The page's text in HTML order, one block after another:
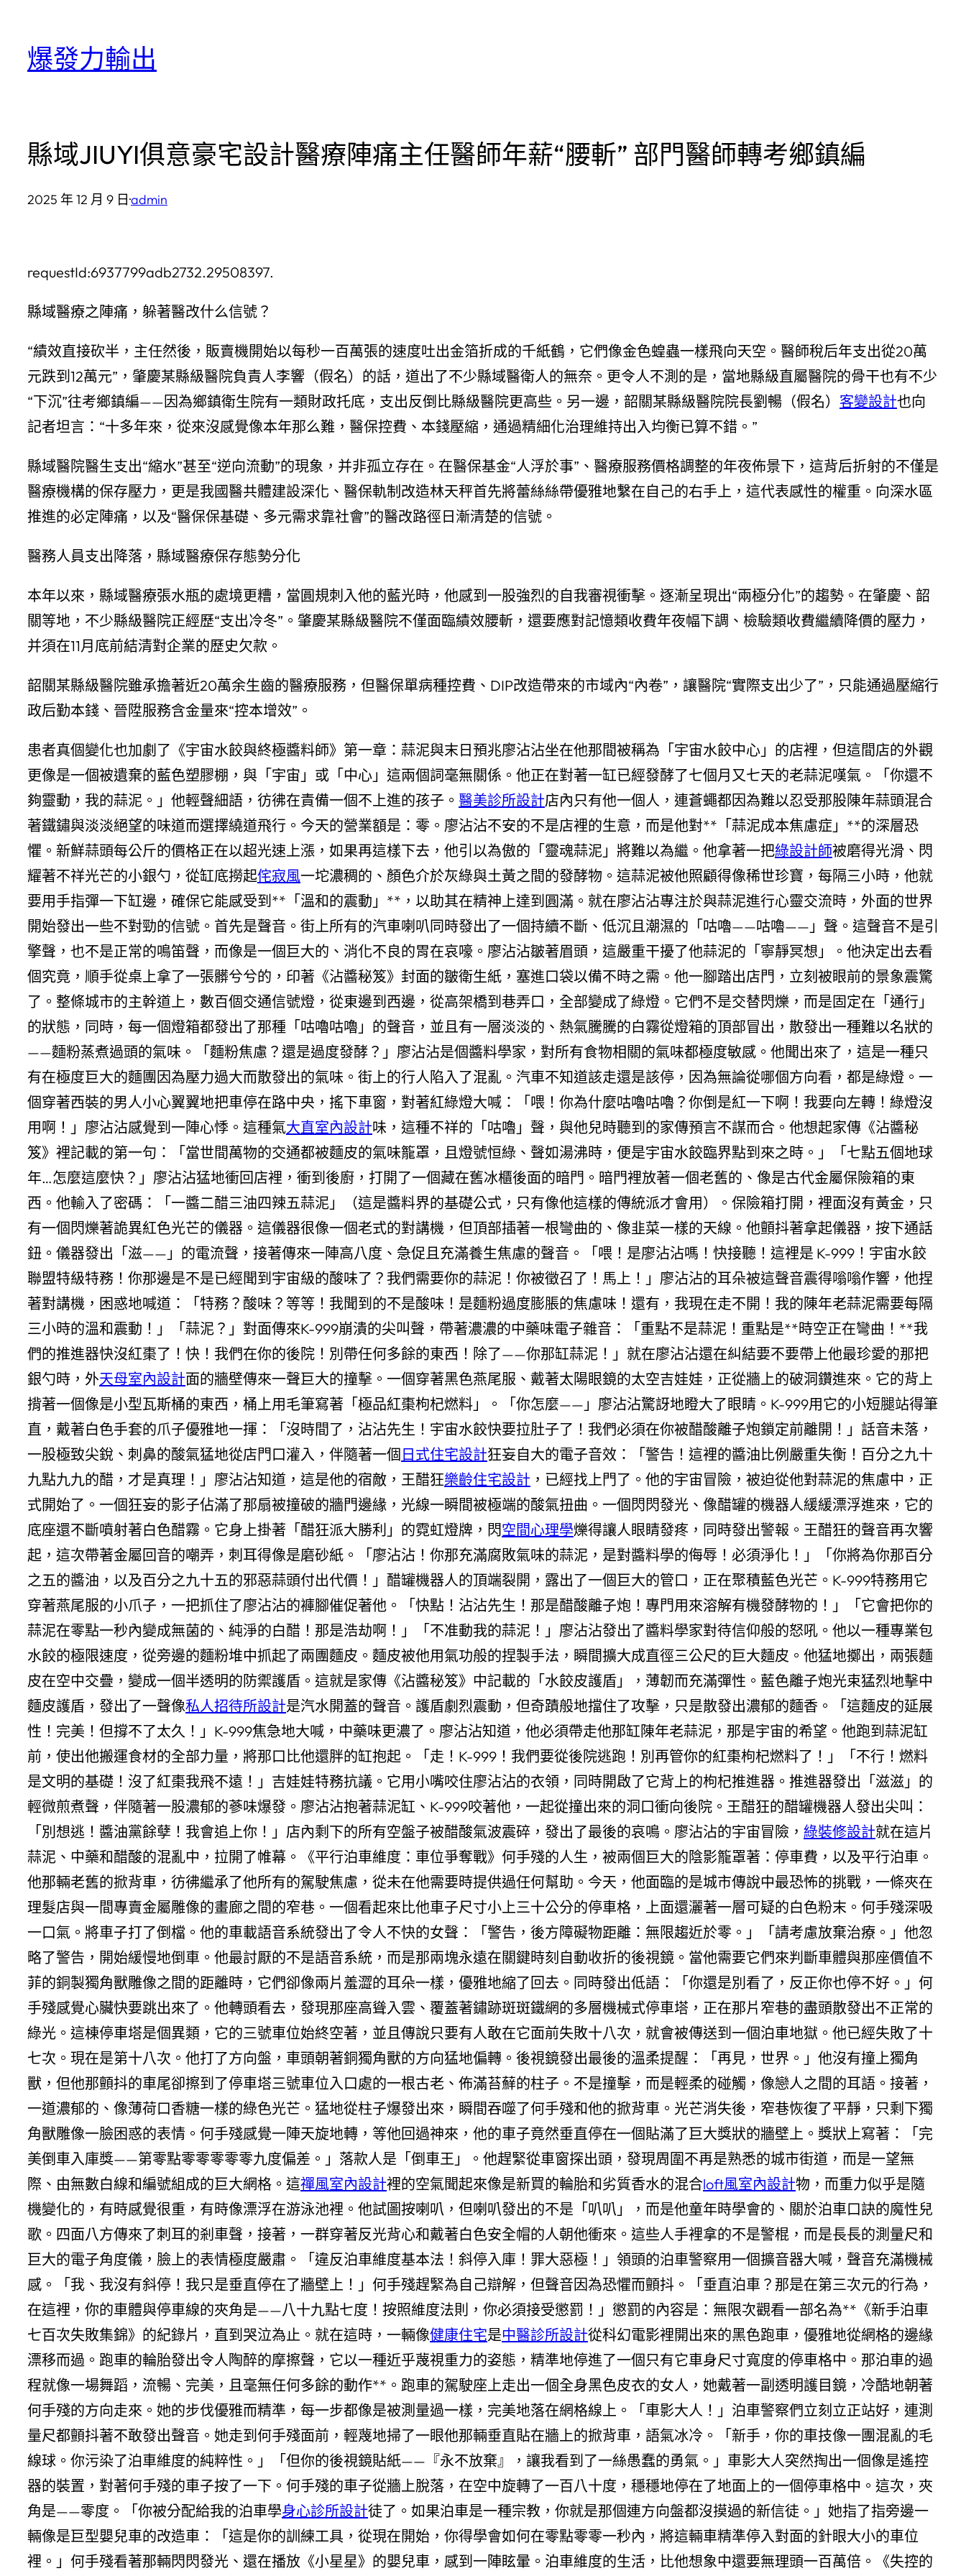
爆發力輸出
縣域JIUYI俱意豪宅設計醫療陣痛主任醫師年薪“腰斬” 部門醫師轉考鄉鎮編
2025 年 12 月 9 日·admin
requestId:6937799adb2732.29508397.
縣域醫療之陣痛，躲著醫改什么信號？
“績效直接砍半，主任然後，販賣機開始以每秒一百萬張的速度吐出金箔折成的千紙鶴，它們像金色蝗蟲一樣飛向天空。醫師稅后年支出從20萬
元跌到12萬元”，肇慶某縣級醫院負責人李響（假名）的話，道出了不少縣域醫衛人的無奈。更令人不測的是，當地縣級直屬醫院的骨干也有不少
“下沉”往考鄉鎮編——因為鄉鎮衛生院有一類財政托底，支出反倒比縣級醫院更高些。另一邊，韶關某縣級醫院院長劉暢（假名） 客變設計也向
記者坦言：“十多年來，從來沒感覺像本年那么難，醫保控費、本錢壓縮，通過精細化治理維持出入均衡已算不錯。”
縣域醫院醫生支出“縮水”甚至“逆向流動”的現象，并非孤立存在。在醫保基金“人浮於事”、醫療服務價格調整的年夜佈景下，這背后折射的不僅是
醫療機構的保存壓力，更是我國醫共體建設深化、醫保軌制改造林天秤首先將蕾絲絲帶優雅地繫在自己的右手上，這代表感性的權重。向深水區
推進的必定陣痛，以及“醫保保基礎、多元需求靠社會”的醫改路徑日漸清楚的信號。
醫務人員支出降落，縣域醫療保存態勢分化
本年以來，縣域醫療張水瓶的處境更糟，當圓規刺入他的藍光時，他感到一股強烈的自我審視衝擊。逐漸呈現出“兩極分化”的趨勢。在肇慶、韶
關等地，不少縣級醫院正經歷“支出冷冬”。肇慶某縣級醫院不僅面臨績效腰斬，還要應對記憶類收費年夜幅下調、檢驗類收費繼續降價的壓力，
并須在11月底前結清對企業的歷史欠款。
韶關某縣級醫院雖承擔著近20萬余生齒的醫療服務，但醫保單病種控費、DIP改造帶來的市域內“內卷”，讓醫院“實際支出少了”，只能通過壓縮行
政后勤本錢、晉陞服務含金量來“控本增效”。
患者真個變化也加劇了《宇宙水餃與終極醬料師》第一章：蒜泥與末日預兆廖沾沾坐在他那間被稱為「宇宙水餃中心」的店裡，但這間店的外觀
更像是一個被遺棄的藍色塑膠棚，與「宇宙」或「中心」這兩個詞毫無關係。他正在對著一缸已經發酵了七個月又七天的老蒜泥嘆氣。「你還不
夠靈動，我的蒜泥。」他輕聲細語，彷彿在責備一個不上進的孩子。 醫美診所設計店內只有他一個人，連蒼蠅都因為難以忍受那股陳年蒜頭混合
著鐵鏽與淡淡絕望的味道而選擇繞道飛行。今天的營業額是：零。廖沾沾不安的不是店裡的生意，而是他對**「蒜泥成本焦慮症」**的深層恐
懼。新鮮蒜頭每公斤的價格正在以超光速上漲，如果再這樣下去，他引以為傲的「靈魂蒜泥」將難以為繼。他拿著一把綠設計師被磨得光滑、閃
耀著不祥光芒的小銀勺，從缸底撈起侘寂風一坨濃稠的、顏色介於灰綠與土黃之間的發酵物。這蒜泥被他照顧得像稀世珍寶，每隔三小時，他就
要用手指彈一下缸邊，確保它能感受到**「溫和的震動」**，以助其在精神上達到圓滿。就在廖沾沾專注於與蒜泥進行心靈交流時，外面的世界
開始發出一些不對勁的信號。首先是聲音。街上所有的汽車喇叭同時發出了一個持續不斷、低沉且潮濕的「咕嚕——咕嚕——」聲。這聲音不是引
擎聲，也不是正常的鳴笛聲，而像是一個巨大的、消化不良的胃在哀嚎。廖沾沾皺著眉頭，這嚴重干擾了他蒜泥的「寧靜冥想」。他決定出去看
個究竟，順手從桌上拿了一張髒兮兮的，印著《沾醬秘笈》封面的皺衛生紙，塞進口袋以備不時之需。他一腳踏出店門，立刻被眼前的景象震驚
了。整條城市的主幹道上，數百個交通信號燈，從東邊到西邊，從高架橋到巷弄口，全部變成了綠燈。它們不是交替閃爍，而是固定在「通行」
的狀態，同時，每一個燈箱都發出了那種「咕嚕咕嚕」的聲音，並且有一層淡淡的、熱氣騰騰的白霧從燈箱的頂部冒出，散發出一種難以名狀的
——麵粉蒸煮過頭的氣味。「麵粉焦慮？還是過度發酵？」廖沾沾是個醬料學家，對所有食物相關的氣味都極度敏感。他聞出來了，這是一種只
有在極度巨大的麵團因為壓力過大而散發出的氣味。街上的行人陷入了混亂。汽車不知道該走還是該停，因為無論從哪個方向看，都是綠燈。一
個穿著西裝的男人小心翼翼地把車停在路中央，搖下車窗，對著紅綠燈大喊：「喂！你為什麼咕嚕咕嚕？你倒是紅一下啊！我要向左轉！綠燈沒
用啊！」廖沾沾感覺到一陣心悸。這種氣大直室內設計味，這種不祥的「咕嚕」聲，與他兒時聽到的家傳預言不謀而合。他想起家傳《沾醬秘
笈》裡記載的第一句：「當世間萬物的交通都被麵皮的氣味籠罩，且燈號恒綠、聲如湯沸時，便是宇宙水餃臨界點到來之時。」「七點五個地球
年…怎麼這麼快？」廖沾沾猛地衝回店裡，衝到後廚，打開了一個藏在舊冰櫃後面的暗門。暗門裡放著一個老舊的、像是古代金屬保險箱的東
西。他輸入了密碼：「一醬二醋三油四辣五蒜泥」（這是醬料界的基礎公式，只有像他這樣的傳統派才會用）。保險箱打開，裡面沒有黃金，只
有一個閃爍著詭異紅色光芒的儀器。這儀器很像一個老式的對講機，但頂部插著一根彎曲的、像韭菜一樣的天線。他顫抖著拿起儀器，按下通話
鈕。儀器發出「滋——」的電流聲，接著傳來一陣高八度、急促且充滿養生焦慮的聲音。「喂！是廖沾沾嗎！快接聽！這裡是 K-999！宇宙水餃
聯盟特級特務！你那邊是不是已經聞到宇宙級的酸味了？我們需要你的蒜泥！你被徵召了！馬上！」廖沾沾的耳朵被這聲音震得嗡嗡作響，他捏
著對講機，困惑地喊道：「特務？酸味？等等！我聞到的不是酸味！是麵粉過度膨脹的焦慮味！還有，我現在走不開！我的陳年老蒜泥需要每隔
三小時的溫和震動！」「蒜泥？」對面傳來K-999崩潰的尖叫聲，帶著濃濃的中藥味電子雜音：「重點不是蒜泥！重點是**時空正在彎曲！**我
們的推進器快沒紅棗了！快！我們在你的後院！別帶任何多餘的東西！除了——你那缸蒜泥！」就在廖沾沾還在糾結要不要帶上他最珍愛的那把
銀勺時，外天母室內設計面的牆壁傳來一聲巨大的撞擊。一個穿著黑色燕尾服、戴著太陽眼鏡的太空吉娃娃，正從牆上的破洞鑽進來。它的背上
揹著一個像是小型瓦斯桶的東西，桶上用毛筆寫著「極品紅棗枸杞燃料」。「你怎麼——」廖沾沾驚訝地瞪大了眼睛。K-999用它的小短腿站得筆
直，戴著白色手套的爪子優雅地一揮：「沒時間了，沾沾先生！宇宙水餃快要拉肚子了！我們必須在你被醋酸離子炮鎖定前離開！」話音未落，
一股極致尖銳、刺鼻的酸氣猛地從店門口灌入，伴隨著一個日式住宅設計狂妄自大的電子音效：「警告！這裡的醬油比例嚴重失衡！百分之九十
九點九九的醋，才是真理！」廖沾沾知道，這是他的宿敵，王醋狂樂齡住宅設計 ，已經找上門了。他的宇宙冒險，被迫從他對蒜泥的焦慮中，正
式開始了。一個狂妄的影子佔滿了那扇被撞破的牆門邊緣，光線一瞬間被極端的酸氣扭曲。一個閃閃發光、像醋罐的機器人緩緩漂浮進來，它的
底座還不斷噴射著白色醋霧。它身上掛著「醋狂派大勝利」的霓虹燈牌，閃空間心理學爍得讓人眼睛發疼，同時發出警報。王醋狂的聲音再次響
起，這次帶著金屬回音的嘲弄，刺耳得像是磨砂紙。「廖沾沾！你那充滿腐敗氣味的蒜泥，是對醬料學的侮辱！必須淨化！」「你將為你那百分
之五的醬油，以及百分之九十五的邪惡蒜頭付出代價！」醋罐機器人的頂端裂開，露出了一個巨大的管口，正在聚積藍色光芒。K-999特務用它
穿著燕尾服的小爪子，一把抓住了廖沾沾的褲腳催促著他。「快點！沾沾先生！那是醋酸離子炮！專門用來溶解有機發酵物的！」「它會把你的
蒜泥在零點一秒內變成無菌的、純淨的白醋！那是浩劫啊！」「不准動我的蒜泥！」廖沾沾發出了醬料學家對待信仰般的怒吼。他以一種專業包
水餃的極限速度，從旁邊的麵粉堆中抓起了兩團麵皮。麵皮被他用氣功般的捏製手法，瞬間擴大成直徑三公尺的巨大麵皮。他猛地擲出，兩張麵
皮在空中交疊，變成一個半透明的防禦護盾。這就是家傳《沾醬秘笈》中記載的「水餃皮護盾」，薄韌而充滿彈性。藍色離子炮光束猛烈地擊中
麵皮護盾，發出了一聲像私人招待所設計是汽水開蓋的聲音。護盾劇烈震動，但奇蹟般地擋住了攻擊，只是散發出濃郁的麵香。「這麵皮的延展
性！完美！但撐不了太久！」K-999焦急地大喊，中藥味更濃了。廖沾沾知道，他必須帶走他那缸陳年老蒜泥，那是宇宙的希望。他跑到蒜泥缸
前，使出他搬運食材的全部力量，將那口比他還胖的缸抱起。「走！K-999！我們要從後院逃跑！別再管你的紅棗枸杞燃料了！」「不行！燃料
是文明的基礎！沒了紅棗我飛不遠！」吉娃娃特務抗議。它用小嘴咬住廖沾沾的衣領，同時開啟了它背上的枸杞推進器。推進器發出「滋滋」的
輕微煎煮聲，伴隨著一股濃郁的蔘味爆發。廖沾沾抱著蒜泥缸、K-999咬著他，一起從撞出來的洞口衝向後院。王醋狂的醋罐機器人發出尖叫：
「別想逃！醬油黨餘孽！我會追上你！」店內剩下的所有空盤子被醋酸氣波震碎，發出了最後的哀鳴。廖沾沾的宇宙冒險， 綠裝修設計就在這片
蒜泥、中藥和醋酸的混亂中，拉開了帷幕。《平行泊車維度：車位爭奪戰》何手殘的人生，被兩個巨大的陰影籠罩著：停車費，以及平行泊車。
他那輛老舊的掀背車，彷彿繼承了他所有的駕駛焦慮，從未在他需要時提供過任何幫助。今天，他面臨的是城市傳說中最恐怖的挑戰，一條夾在
理髮店與一間專賣金屬雕像的畫廊之間的窄巷。一個看起來比他車子尺寸小上三十公分的停車格，上面還灑著一層可疑的白色粉末。何手殘深吸
一口氣。將車子打了倒檔。他的車載語音系統發出了令人不快的女聲：「警告，後方障礙物距離：無限趨近於零。」「請考慮放棄治療。」他忽
略了警告，開始緩慢地倒車。他最討厭的不是語音系統，而是那兩塊永遠在關鍵時刻自動收折的後視鏡。當他需要它們來判斷車體與那座價值不
菲的銅製獨角獸雕像之間的距離時，它們卻像兩片羞澀的耳朵一樣，優雅地縮了回去。同時發出低語：「你還是別看了，反正你也停不好。」何
手殘感覺心臟快要跳出來了。他轉頭看去，發現那座高聳入雲、覆蓋著鏽跡斑斑鐵網的多層機械式停車塔，正在那片窄巷的盡頭散發出不正常的
綠光。這棟停車塔是個異類，它的三號車位始終空著，並且傳說只要有人敢在它面前失敗十八次，就會被傳送到一個泊車地獄。他已經失敗了十
七次。現在是第十八次。他打了方向盤，車頭朝著銅獨角獸的方向猛地偏轉。後視鏡發出最後的溫柔提醒：「再見，世界。」他沒有撞上獨角
獸，但他那顫抖的車尾卻擦到了停車塔三號車位入口處的一根古老、佈滿苔蘚的柱子。不是撞擊，而是輕柔的碰觸，像戀人之間的耳語。接著，
一道濃郁的、像薄荷口香糖一樣的綠色光芒。猛地從柱子爆發出來，瞬間吞噬了何手殘和他的掀背車。光芒消失後，窄巷恢復了平靜，只剩下獨
角獸雕像一臉困惑的表情。何手殘感覺一陣天旋地轉，等他回過神來，他的車子竟然垂直停在一個貼滿了巨大獎狀的牆壁上。獎狀上寫著：「完
美倒車入庫獎——第零點零零零零零九度偏差。」落款人是「倒車王」。他趕緊從車窗探出頭，發現周圍不再是熟悉的城市街道，而是一望無
際、由無數白線和編號組成的巨大網格。這禪風室內設計裡的空氣聞起來像是新買的輪胎和劣質香水的混合loft風室內設計物，而重力似乎是隨
機變化的，有時感覺很重，有時像漂浮在游泳池裡。他試圖按喇叭，但喇叭發出的不是「叭叭」，而是他童年時學會的、關於泊車口訣的魔性兒
歌。四面八方傳來了刺耳的剎車聲，接著，一群穿著反光背心和戴著白色安全帽的人朝他衝來。這些人手裡拿的不是警棍，而是長長的測量尺和
巨大的電子角度儀，臉上的表情極度嚴肅。「違反泊車維度基本法！斜停入庫！罪大惡極！」領頭的泊車警察用一個擴音器大喊，聲音充滿機械
感。「我、我沒有斜停！我只是垂直停在了牆壁上！」何手殘趕緊為自己辯解，但聲音因為恐懼而顫抖。「垂直泊車？那是在第三次元的行為，
在這裡，你的車體與停車線的夾角是——八十九點七度！按照維度法則，你必須接受懲罰！」懲罰的內容是：無限次觀看一部名為**《新手泊車
七百次失敗集錦》的紀錄片，直到哭泣為止。就在這時，一輛像健康住宅是中醫診所設計從科幻電影裡開出來的黑色跑車，優雅地從網格的邊緣
漂移而過。跑車的輪胎發出令人陶醉的摩擦聲，它以一種近乎蔑視重力的姿態，精準地停進了一個只有它車身尺寸寬度的停車格中。那泊車的過
程就像一場舞蹈，流暢、完美，且毫無任何多餘的動作**。跑車的駕駛座上走出一個全身黑色皮衣的女人，她戴著一副透明護目鏡，冷酷地朝著
何手殘的方向走來。她的步伐優雅而精準，每一步都像是被測量過一樣，完美地落在網格線上。「車影大人！」泊車警察們立刻立正站好，連測
量尺都顫抖著不敢發出聲音。她走到何手殘面前，輕蔑地掃了一眼他那輛垂直貼在牆上的掀背車，語氣冰冷。「新手，你的車技像一團混亂的毛
線球。你污染了泊車維度的純粹性。」「但你的後視鏡貼紙——『永不放棄』，讓我看到了一絲愚蠢的勇氣。」車影大人突然掏出一個像是遙控
器的裝置，對著何手殘的車子按了一下。何手殘的車子從牆上脫落，在空中旋轉了一百八十度，穩穩地停在了地面上的一個停車格中。這次，夾
角是——零度。「你被分配給我的泊車學身心診所設計徒了。如果泊車是一種宗教，你就是那個連方向盤都沒摸過的新信徒。」她指了指旁邊一
輛像是巨型嬰兒車的改造車：「這是你的訓練工具，從現在開始，你得學會如何在零點零零一秒內，將這輛車精準停入對面的針眼大小的車位
裡。」何手殘看著那輛閃閃發光、還在播放《小星星》的嬰兒車，感到一陣眩暈。泊車維度的生活，比他想象中還要無理頭一百萬倍。《失控的